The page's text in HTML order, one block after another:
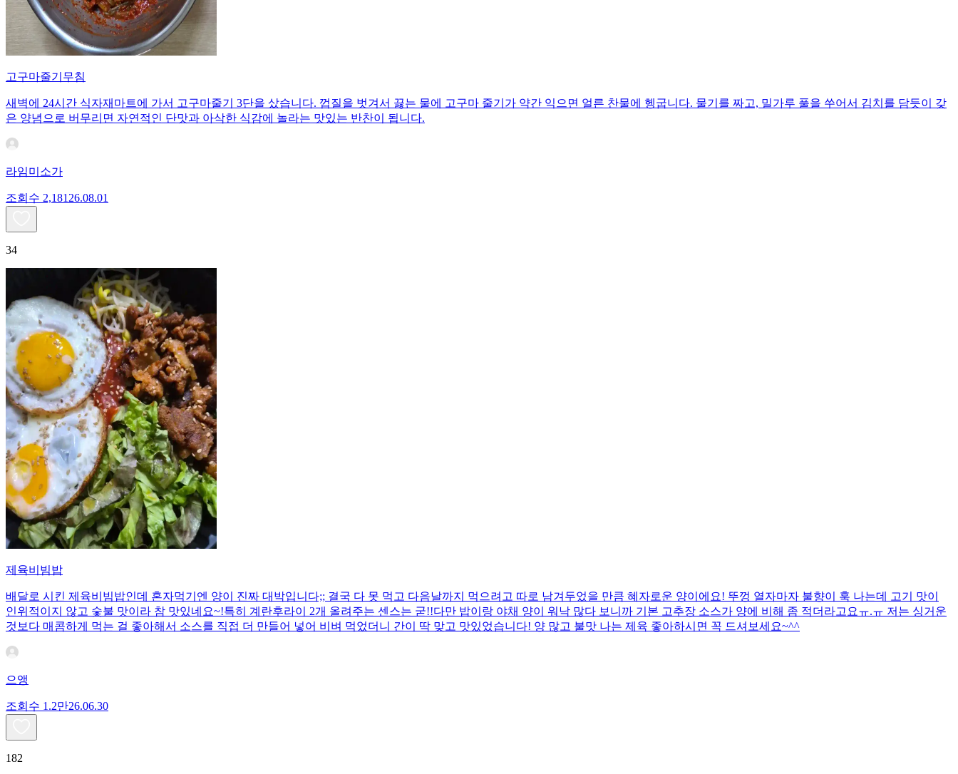
고구마줄기무침
새벽에 24시간 식자재마트에 가서 고구마줄기 3단을 샀습니다. 껍질을 벗겨서 끓는 물에 고구마 줄기가 약간 익으면 얼른 찬물에 헹굽니다. 물기를 짜고, 밀가루 풀을 쑤어서 김치를 담듯이 갖
은 양념으로 버무리면 자연적인 단맛과 아삭한 식감에 놀라는 맛있는 반찬이 됩니다.
라임미소가
조회수 2,181 26.08.01
34
제육비빔밥
배달로 시킨 제육비빔밥인데 혼자먹기엔 양이 진짜 대박입니다;; 결국 다 못 먹고 다음날까지 먹으려고 따로 남겨두었을 만큼 혜자로운 양이에요! 뚜껑 열자마자 불향이 훅 나는데 고기 맛이
인위적이지 않고 숯불 맛이라 참 맛있네요~!특히 계란후라이 2개 올려주는 센스는 굳!! ​다만 밥이랑 야채 양이 워낙 많다 보니까 기본 고추장 소스가 양에 비해 좀 적더라고요ㅠ.ㅠ 저는 싱거운
것보다 매콤하게 먹는 걸 좋아해서 소스를 직접 더 만들어 넣어 비벼 먹었더니 간이 딱 맞고 맛있었습니다! 양 많고 불맛 나는 제육 좋아하시면 꼭 드셔보세요~^^
으앵
조회수 1.2만26.06.30
182